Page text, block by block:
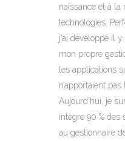
naissance et à
technologies.
j’ai développé il
mon propre
les applications
n’apportaient
Aujourd’hui, je
intègre 90 % des
au gestionnaire